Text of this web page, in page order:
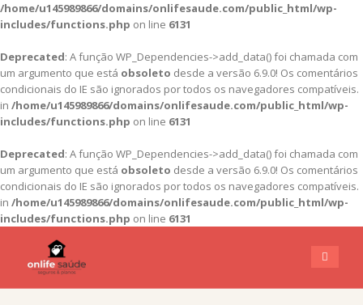
/home/u145989866/domains/onlifesaude.com/public_html/wp-
includes/functions.php on line 6131
Deprecated: A função WP_Dependencies->add_data() foi chamada com
um argumento que está obsoleto desde a versão 6.9.0! Os comentários
condicionais do IE são ignorados por todos os navegadores compatíveis.
in /home/u145989866/domains/onlifesaude.com/public_html/wp-
includes/functions.php on line 6131
Deprecated: A função WP_Dependencies->add_data() foi chamada com
um argumento que está obsoleto desde a versão 6.9.0! Os comentários
condicionais do IE são ignorados por todos os navegadores compatíveis.
in /home/u145989866/domains/onlifesaude.com/public_html/wp-
includes/functions.php on line 6131